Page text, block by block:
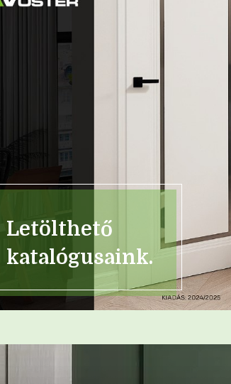
Letölthető
katalógusaink.